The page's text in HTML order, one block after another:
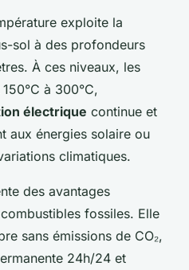
exploite la
sol à des profondeurs
À ces niveaux, les
à 300°C,
électrique continue et
aux énergies solaire ou
climatiques.
des avantages
fossiles. Elle
sans émissions de CO₂,
24h/24 et